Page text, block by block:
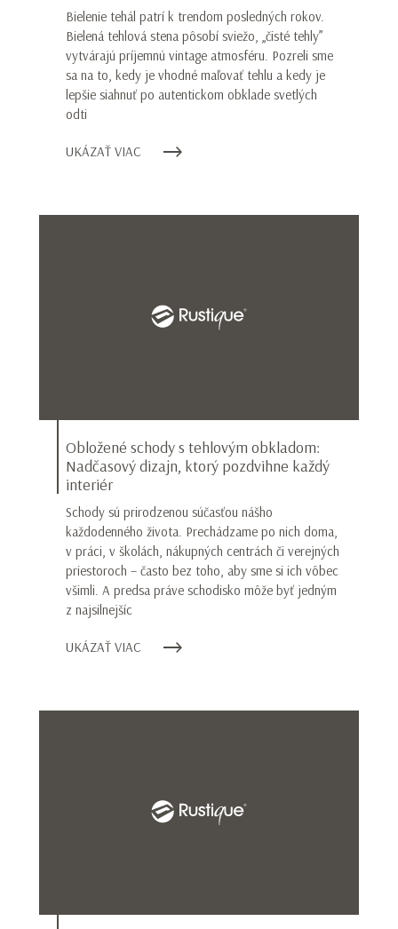
Bielenie tehál patrí k trendom posledných rokov.
Bielená tehlová stena pôsobí sviežo, „čisté tehly”
vytvárajú príjemnú vintage atmosféru. Pozreli sme
sa na to, kedy je vhodné maľovať tehlu a kedy je
lepšie siahnuť po autentickom obklade svetlých
odti
UKÁZAŤ VIAC
Obložené schody s tehlovým obkladom:
Nadčasový dizajn, ktorý pozdvihne každý
interiér
Schody sú prirodzenou súčasťou nášho
každodenného života. Prechádzame po nich doma,
v práci, v školách, nákupných centrách či verejných
priestoroch – často bez toho, aby sme si ich vôbec
všimli. A predsa práve schodisko môže byť jedným
z najsilnejšíc
UKÁZAŤ VIAC